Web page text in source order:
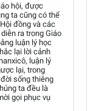
hội, được
ta cũng có thể
đồng và các
ra trong Giáo
luận lý học
lại lời cảnh
luận lý
lại, trong
sống thiêng
ta đều là
gọi phục vụ